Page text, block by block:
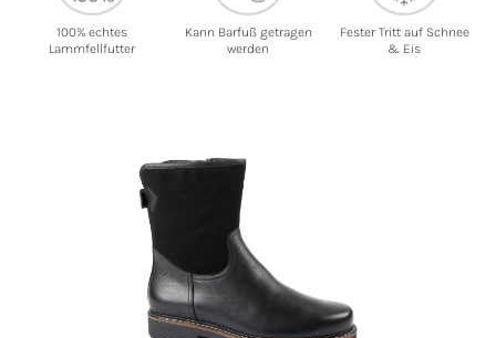
100% echtes
Lammfellfutter
Kann Barfuß getragen
werden
Fester Tritt auf Schnee
& Eis